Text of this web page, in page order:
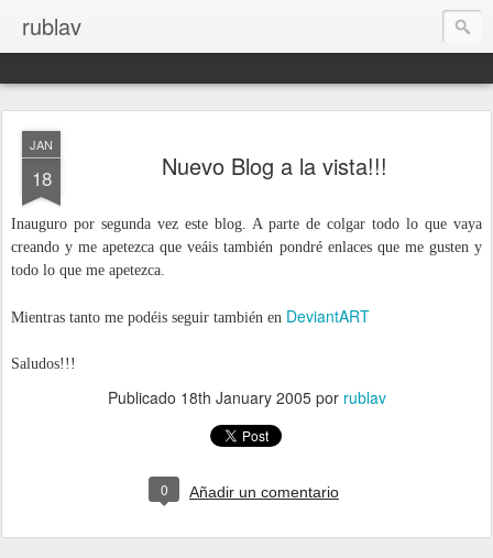
rublav
JAN
18 Nuevo Blog a la vista!!!
Inauguro por segunda vez este blog. A parte de colgar todo lo que vaya
creando y me apetezca que veáis también pondré enlaces que me gusten y
todo lo que me apetezca.
Mientras tanto me podéis seguir también en DeviantART
Saludos!!!
Publicado 18th January 2005por rublav
0 Añadir un comentario